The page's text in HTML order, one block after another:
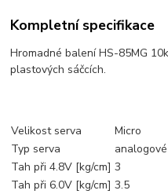
Kompletní specifikace
Hromadné balení HS-85MG
plastových sáčcích.
Velikost serva
Micro
Typ serva
analogové
Tah při 4.8V [kg/cm] 3
Tah při 6.0V [kg/cm] 3.5